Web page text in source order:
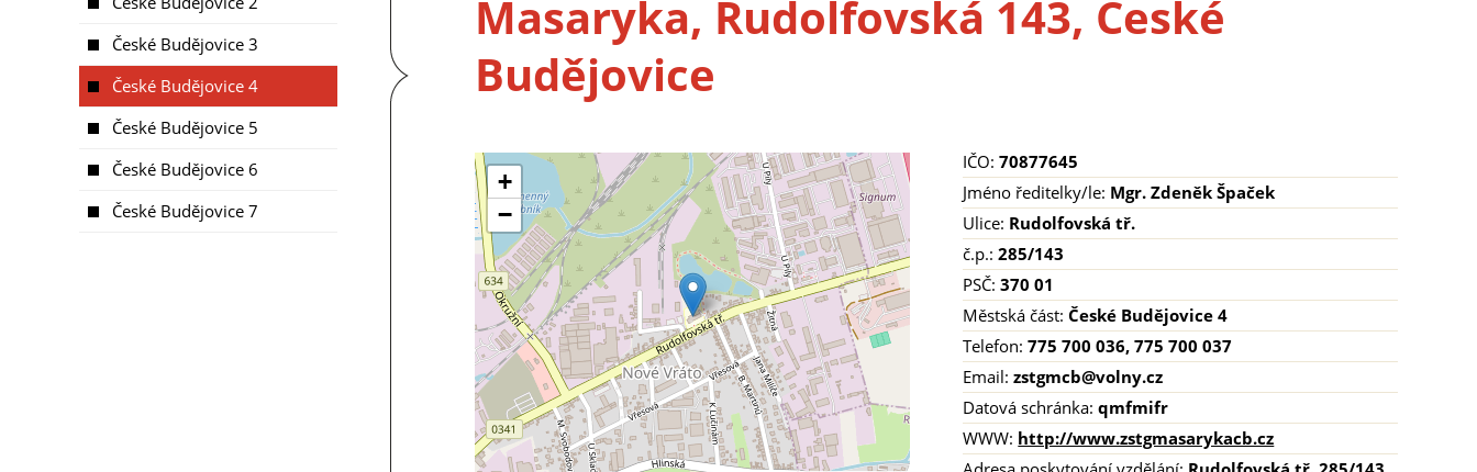
České Budějovice 3
České Budějovice 4
České Budějovice 5
České Budějovice 6
České Budějovice 7
Masaryka, Rudolfovská 143, České
Budějovice
+
−
IČO:70877645
Jméno ředitelky/le: Mgr. Zdeněk Špaček
Ulice: Rudolfovská tř.
č.p.:285/143
PSČ:370 01
Městská část:České Budějovice 4
Telefon:775 700 036, 775 700 037
Email:zstgmcb@volny.cz
Datová schránka:qmfmifr
WWW: http://www.zstgmasarykacb.cz